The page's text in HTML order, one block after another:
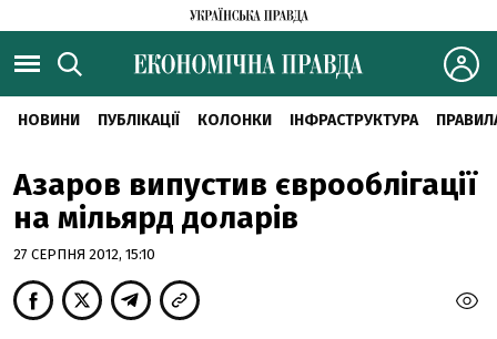
НОВИНИ ПУБЛІКАЦІЇ КОЛОНКИ ІНФРАСТРУКТУРА
Азаров випустив єврооблігації
на мільярд доларів
27 СЕРПНЯ 2012, 15:10